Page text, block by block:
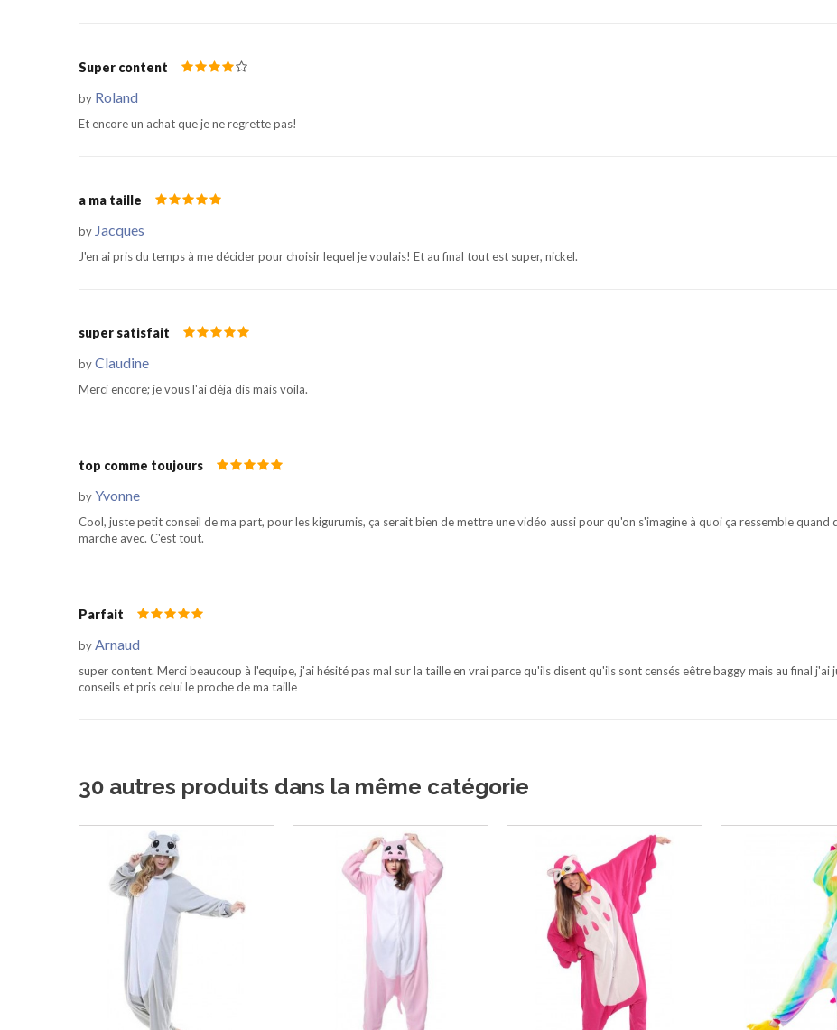
Super content
by Roland
Et encore un achat que je ne regrette pas!
a ma taille
by Jacques
J'en ai pris du temps à me décider pour choisir lequel je voulais! Et au final tout est super, nickel.
super satisfait
byClaudine
Merci encore; je vous l'ai déja dis mais voila.
top comme toujours
byYvonne
Cool, juste petit conseil de ma part, pour les kigurumis, ça serait bien de mettre une vidéo aussi pour qu'on s'imagine à quoi ça ressemble quand
marche avec. C'est tout.
Parfait
byArnaud
super content. Merci beaucoup à l'equipe, j'ai hésité pas mal sur la taille en vrai parce qu'ils disent qu'ils sont censés eêtre baggy mais au final j'ai
conseils et pris celui le proche de ma taille
30 autres produits dans la même catégorie